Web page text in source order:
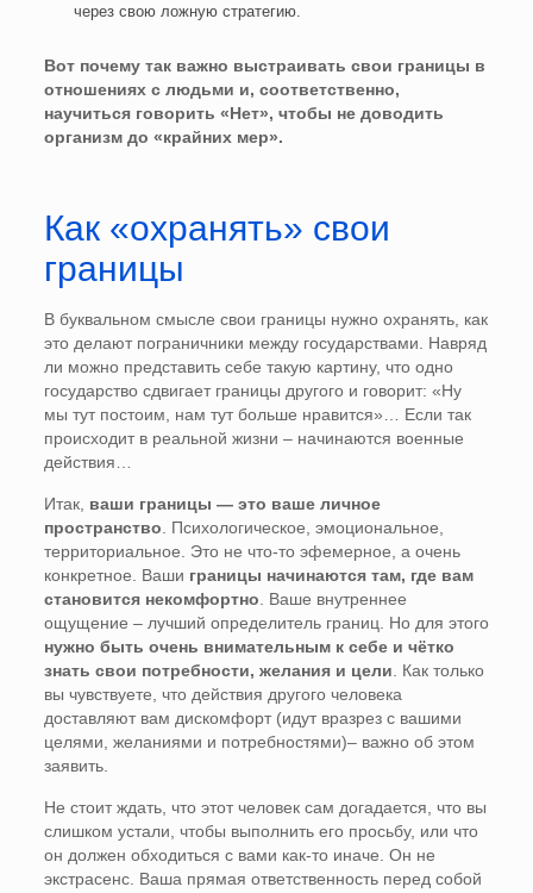
через свою ложную стратегию.
Вот почему так важно выстраивать свои границы в
отношениях с людьми и, соответственно,
научиться говорить «Нет», чтобы не доводить
организм до «крайних мер».
Как «охранять» свои
границы
В буквальном смысле свои границы нужно охранять, как
это делают пограничники между государствами. Навряд
ли можно представить себе такую картину, что одно
государство сдвигает границы другого и говорит: «Ну
мы тут постоим, нам тут больше нравится»… Если так
происходит в реальной жизни – начинаются военные
действия…
Итак, ваши границы — это ваше личное
пространство . Психологическое, эмоциональное,
территориальное. Это не что-то эфемерное, а очень
конкретное. Ваши границы начинаются там, где вам
становится некомфортно . Ваше внутреннее
ощущение – лучший определитель границ. Но для этого
нужно быть очень внимательным к себе и чётко
знать свои потребности, желания и цели . Как только
вы чувствуете, что действия другого человека
доставляют вам дискомфорт (идут вразрез с вашими
целями, желаниями и потребностями)– важно об этом
заявить.
Не стоит ждать, что этот человек сам догадается, что вы
слишком устали, чтобы выполнить его просьбу, или что
он должен обходиться с вами как-то иначе. Он не
экстрасенс. Ваша прямая ответственность перед собой